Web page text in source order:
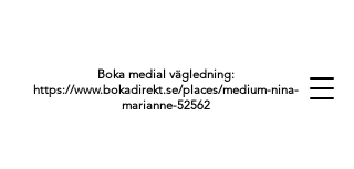
Boka medial vägledning:
https://www.bokadirekt.se/places/medium-nina-
marianne-52562